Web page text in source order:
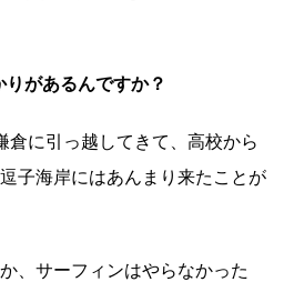
があるんですか？
倉に引っ越してきて、高校から
子海岸にはあんまり来たことが
、サーフィンはやらなかった